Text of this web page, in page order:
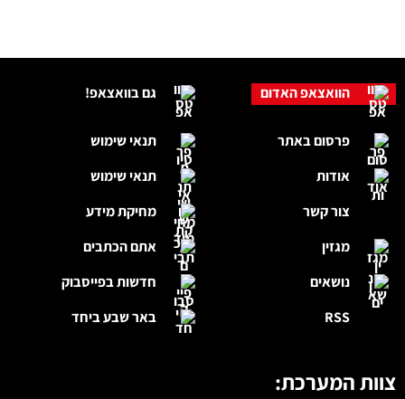
גם בוואצאפ!
תנאי שימוש
תנאי שימוש
מחיקת מידע
אתם הכתבים
חדשות בפייסבוק
באר שבע ביחד
הוואצאפ האדום
פרסום באתר
אודות
צור קשר
מגזין
נושאים
RSS
צוות המערכת: